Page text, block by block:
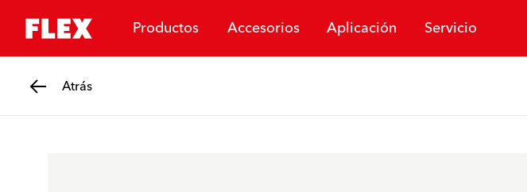
Productos Accesorios Aplicación Servicio
Atrás